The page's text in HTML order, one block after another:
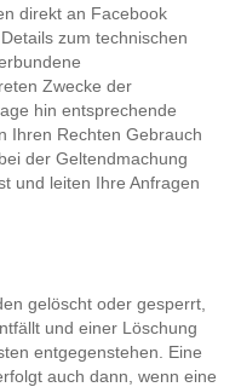
direkt an Facebook
zum technischen
Zwecke der
hin entsprechende
Ihren Rechten Gebrauch
der Geltendmachung
und leiten Ihre Anfragen
gelöscht oder gesperrt,
und einer Löschung
entgegenstehen. Eine
auch dann, wenn eine